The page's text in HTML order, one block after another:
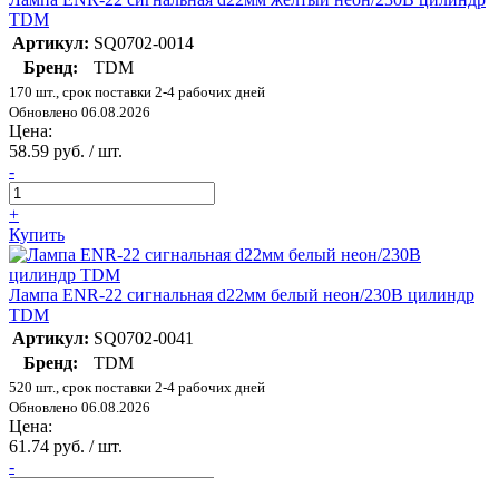
TDM
Артикул: SQ0702-0014
Бренд:
TDM
170 шт., срок поставки 2-4 рабочих дней
Обновлено 06.08.2026
Цена:
58.59 руб. / шт.
-
+
Купить
Лампа ENR-22 сигнальная d22мм белый неон/230В цилиндр
TDM
Артикул: SQ0702-0041
Бренд:
TDM
520 шт., срок поставки 2-4 рабочих дней
Обновлено 06.08.2026
Цена:
61.74 руб. / шт.
-